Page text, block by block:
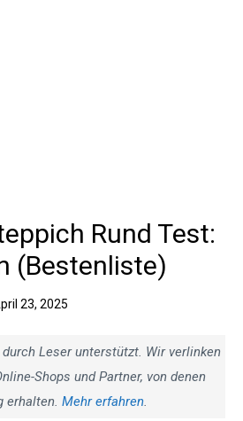
Rund Test:
(Bestenliste)
23, 2025
Leser unterstützt. Wir verlinken
Shops und Partner, von denen
erhalten. Mehr erfahren.